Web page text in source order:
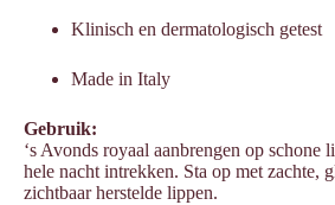
Klinisch en dermatologisch getest
Made in Italy
Gebruik:
‘s Avonds royaal aanbrengen op schone
hele nacht intrekken. Sta op met zachte,
zichtbaar herstelde lippen.